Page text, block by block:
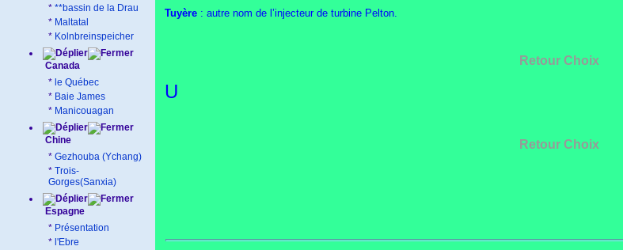
* **bassin de la Drau
* Maltatal
* Kolnbreinspeicher
Canada
* le Québec
* Baie James
* Manicouagan
Chine
* Gezhouba (Ychang)
* Trois-
Gorges(Sanxia)
Espagne
* Présentation
* l'Ebre
Tuyère : autre nom de l’injecteur de turbine Pelton.
Retour Choix
U
Retour Choix